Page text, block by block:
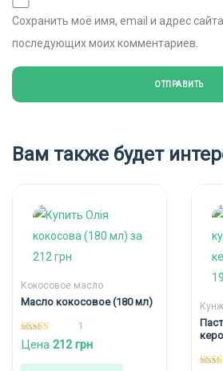
Сохранить моё имя, email и адрес
последующих моих комментариев.
Вам также будет
Кокосовое масло
Масло кокосовое (180 мл)
5.00
из 5
1
Цена 212грн